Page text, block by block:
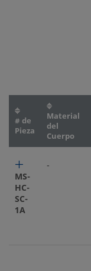
# de
Pieza
Material
del
Cuerpo
MS-
HC-
SC-
1A
-